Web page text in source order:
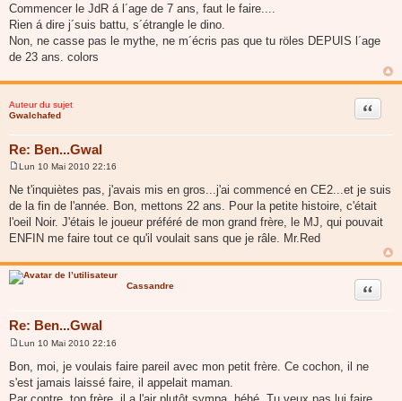
g
e
Commencer le JdR á l´age de 7 ans, faut le faire....
Rien á dire j´suis battu, s´étrangle le dino.
Non, ne casse pas le mythe, ne m´écris pas que tu röles DEPUIS l´age
de 23 ans. colors
Auteur du sujet
Gwalchafed
Re: Ben...Gwal
Citer
s
s
g
e
Lun 10 Mai 2010 22:16
Ne t'inquiètes pas, j'avais mis en gros...j'ai commencé en CE2...et je suis
de la fin de l'année. Bon, mettons 22 ans. Pour la petite histoire, c'était
l'oeil Noir. J'étais le joueur préféré de mon grand frère, le MJ, qui pouvait
ENFIN me faire tout ce qu'il voulait sans que je râle. Mr.Red
Cassandre
Re: Ben...Gwal
Citer
s
s
Lun 10 Mai 2010 22:16
Bon, moi, je voulais faire pareil avec mon petit frère. Ce cochon, il ne
s'est jamais laissé faire, il appelait maman.